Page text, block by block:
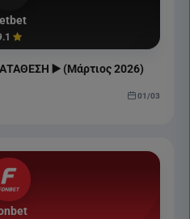
▶️ (Μάρτιος 2026)
01/03